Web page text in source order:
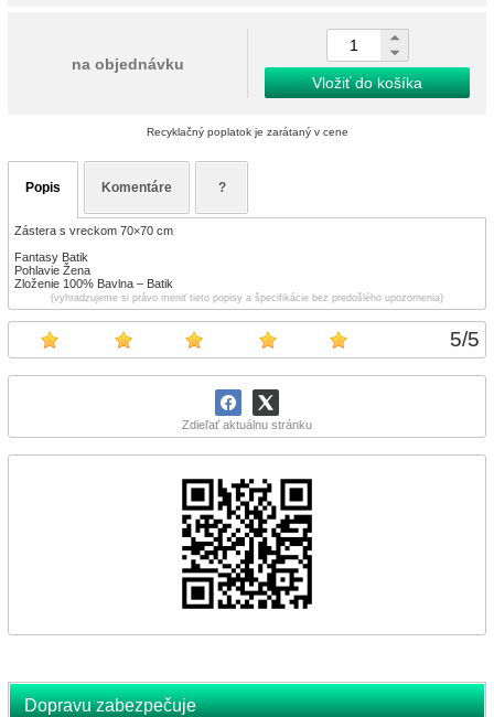
5/5
Zdieľať aktuálnu stránku
Dopravu zabezpečuje
na objednávku
Vložiť do košíka
Recyklačný poplatok je zarátaný v cene
Popis Komentáre ?
Zástera s vreckom 70×70 cm
Fantasy Batik
Pohlavie Žena
Zloženie 100% Bavlna – Batik
(vyhradzujeme si právo meniť tieto popisy a špecifikácie bez predošlého upozornenia)